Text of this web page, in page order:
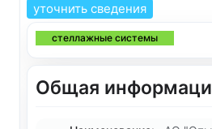
уточнить сведения
стеллажные системы
Общая